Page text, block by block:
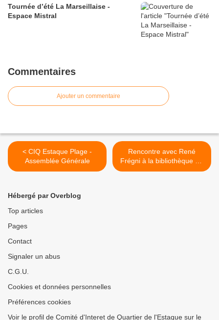
Tournée d’été La Marseillaise -
Espace Mistral
Commentaires
Ajouter un commentaire
< CIQ Estaque Plage -
Assemblée Générale
Rencontre avec René
Frégni à la bibliothèque St-
André >
Hébergé par Overblog
Top articles
Pages
Contact
Signaler un abus
C.G.U.
Cookies et données personnelles
Préférences cookies
Voir le profil de Comité d'Interet de Quartier de l'Estaque sur le